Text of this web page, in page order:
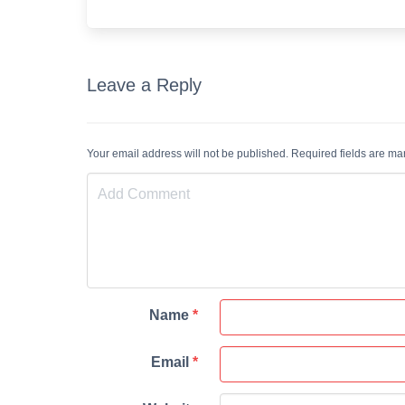
Leave a Reply
Your email address will not be published. Required fields are
Name *
Email *